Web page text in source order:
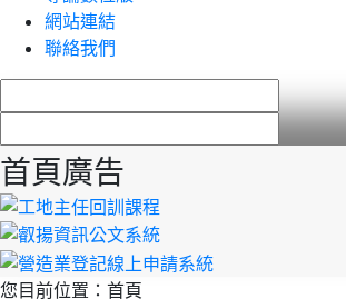
網站連結
聯絡我們
首頁廣告
您目前位置： 首頁